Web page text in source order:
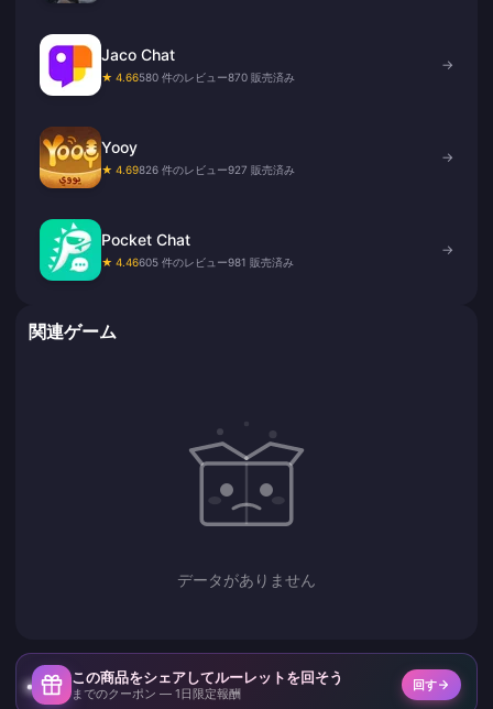
Jaco Chat
★ 4.66580 件のレビュー870 販売済み
→
Yooy
★ 4.69826 件のレビュー927 販売済み
→
Pocket Chat
★ 4.46605 件のレビュー981 販売済み
→
関連ゲーム
データがありません
この商品をシェアしてルーレットを回そう
までのクーポン — 1日限定報酬
回す